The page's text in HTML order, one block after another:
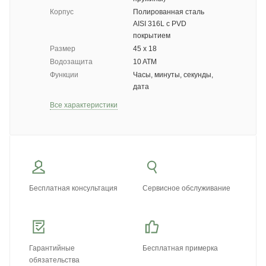
Корпус
Полированная сталь
AISI 316L с PVD
покрытием
Размер
45 x 18
Водозащита
10 ATM
Функции
Часы, минуты, секунды,
дата
Все характеристики
Бесплатная консультация Сервисное обслуживание
Гарантийные
обязательства
Бесплатная примерка